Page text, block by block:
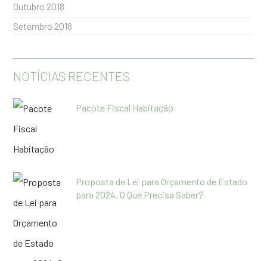
Outubro 2018
Setembro 2018
NOTÍCIAS RECENTES
Pacote Fiscal Habitação
Proposta de Lei para Orçamento de Estado
para 2024. O Que Precisa Saber?